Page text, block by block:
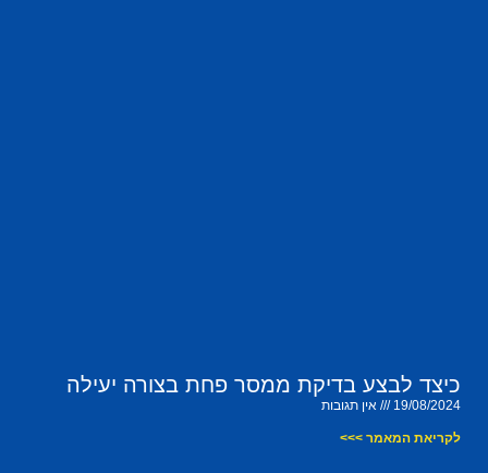
כיצד לבצע בדיקת ממסר פחת בצורה יעילה
19/08/2024 אין תגובות
לקריאת המאמר >>>